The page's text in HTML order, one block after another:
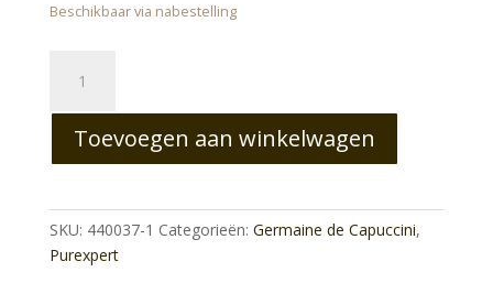
Beschikbaar via nabestelling
gemengde,
vette
acné
Refiner
Essence
normal-
Toevoegen aan winkelwagen
SKU: 440037-1 Categorieën: Germaine de Capuccini,
Purexpert